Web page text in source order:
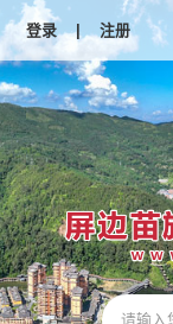
登录 | 注册